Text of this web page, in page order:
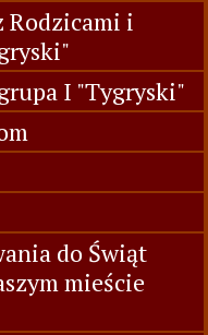
Rodzicami i
I "Tygryski"
do Świąt
mieście